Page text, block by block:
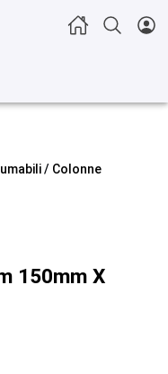
/ Colonne
150mm X